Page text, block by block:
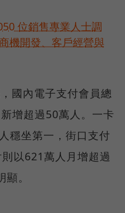
位銷售專業人士調
機開發、客戶經營與
國內電子支付會員總
增超過50萬人。一卡
穩坐第一，街口支付
以621萬人月增超過
。